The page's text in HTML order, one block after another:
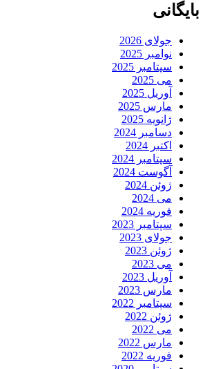
2026
2025
2025
2025
2025
2025
2024
2024
2024
2024
2023
2023
2023
2023
2022
2022
2022